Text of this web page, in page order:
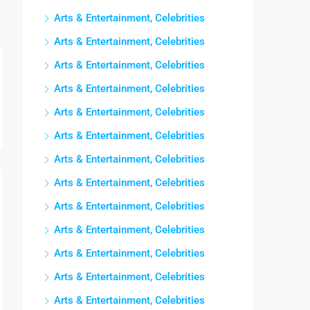
Arts & Entertainment, Celebrities
Arts & Entertainment, Celebrities
Arts & Entertainment, Celebrities
Arts & Entertainment, Celebrities
Arts & Entertainment, Celebrities
Arts & Entertainment, Celebrities
Arts & Entertainment, Celebrities
Arts & Entertainment, Celebrities
Arts & Entertainment, Celebrities
Arts & Entertainment, Celebrities
Arts & Entertainment, Celebrities
Arts & Entertainment, Celebrities
Arts & Entertainment, Celebrities